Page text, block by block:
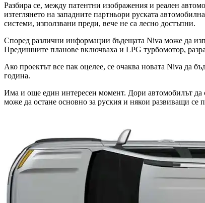
Разбира се, между патентни изображения и реален
изтеглянето на западните партньори руската
системи, използвани преди, вече не са лесно достъпни.
Според различни информации бъдещата Niva може да
Предишните планове включваха и LPG турбомотор,
Ако проектът все пак оцелее, се очаква новата Niva да
година.
Има и още един интересен момент. Дори автомобилът да
може да остане основно за руския и някои развиващи се